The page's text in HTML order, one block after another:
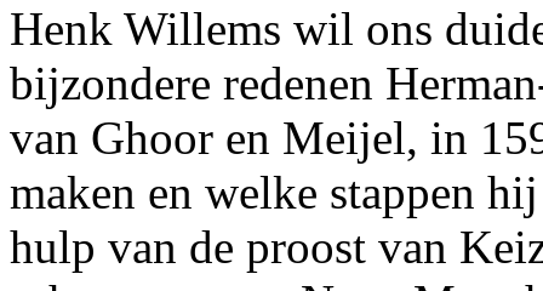
Henk Willems wil ons
bijzondere redenen
van Ghoor en Meijel, in
maken en welke stappen
hulp van de proost van